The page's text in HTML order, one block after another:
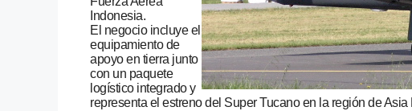
Indonesia.
El negocio incluye el
equipamiento de
apoyo en tierra junto
con un paquete
logístico integrado y
representa el estreno del Super Tucano en la región de